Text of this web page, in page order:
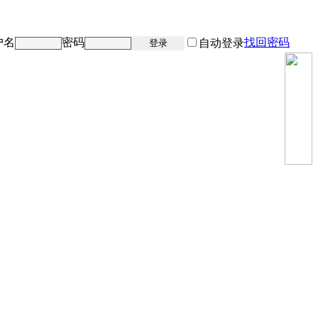
名 密码 登录 自动登录找回密码